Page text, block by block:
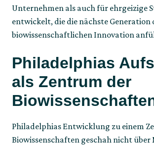
Unternehmen als auch für ehrgeizige
entwickelt, die die nächste Generation
biowissenschaftlichen Innovation
Philadelphias
als Zentrum der
Philadelphias Entwicklung zu einem
Biowissenschaften geschah nicht über